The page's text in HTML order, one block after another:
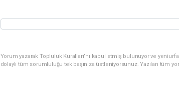
Yorum yazarak Topluluk Kuralları’nı kabul etmiş bulunuyor ve
dolaylı tüm sorumluluğu tek başınıza üstleniyorsunuz. Yazılan